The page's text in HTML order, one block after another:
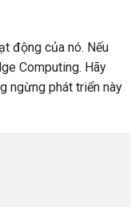
động của nó. Nếu
Computing. Hãy
ngừng phát triển này